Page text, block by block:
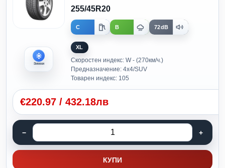
Зимни
255/45R20
C B 72dB
XL
Скоростен индекс: W - (270км/ч.)
Предназначение: 4x4/SUV
Товарен индекс: 105
€220.97 / 432.18лв
КУПИ